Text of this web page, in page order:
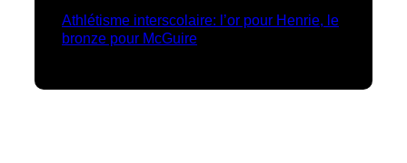
Athlétisme interscolaire: l’or pour Henrie, le
bronze pour McGuire